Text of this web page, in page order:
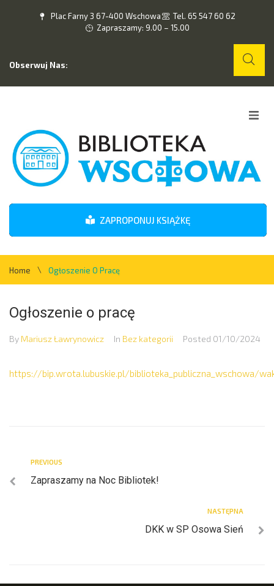
Plac Farny 3 67-400 Wschowa
Tel. 65 547 60 62
Zapraszamy: 9.00 – 15.00
Obserwuj Nas:
O nas
Wydarzenia
Kontakt
ZAPROPONUJ KSIĄŻKĘ
Home \ Ogłoszenie O Pracę
Ogłoszenie o pracę
By Mariusz Ławrynowicz In Bez kategorii Posted 01/10/2024
https://bip.wrota.lubuskie.pl/biblioteka_publiczna_wschowa/
PREVIOUS
Zapraszamy na Noc Bibliotek!
NASTĘPNA
DKK w SP Osowa Sień